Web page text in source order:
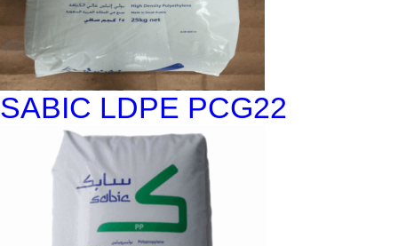
SABIC LDPE PCG22